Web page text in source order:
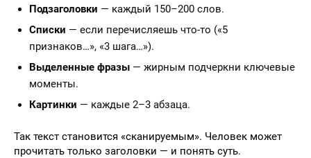
Подзаголовки — каждый 150–200 слов.
Списки — если перечисляешь что-то («5
признаков…», «3 шага…»).
Выделенные фразы — жирным подчеркни ключевые
моменты.
Картинки — каждые 2–3 абзаца.
Так текст становится «сканируемым». Человек может
прочитать только заголовки — и понять суть.